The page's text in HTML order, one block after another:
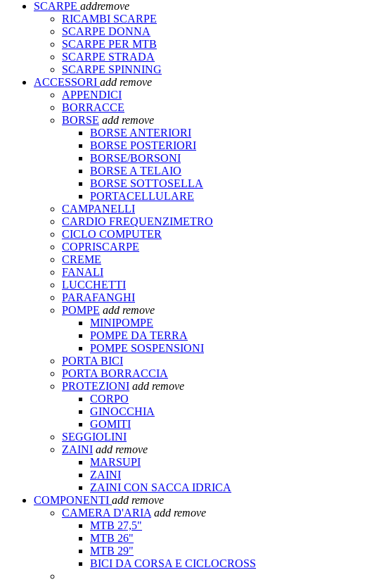
SCARPE addremove
RICAMBI SCARPE
SCARPE DONNA
SCARPE PER MTB
SCARPE STRADA
SCARPE SPINNING
ACCESSORI add remove
APPENDICI
BORRACCE
BORSE add remove
BORSE ANTERIORI
BORSE POSTERIORI
BORSE/BORSONI
BORSE A TELAIO
BORSE SOTTOSELLA
PORTACELLULARE
CAMPANELLI
CARDIO FREQUENZIMETRO
CICLO COMPUTER
COPRISCARPE
CREME
FANALI
LUCCHETTI
PARAFANGHI
POMPE add remove
MINIPOMPE
POMPE DA TERRA
POMPE SOSPENSIONI
PORTA BICI
PORTA BORRACCIA
PROTEZIONI add remove
CORPO
GINOCCHIA
GOMITI
SEGGIOLINI
ZAINI add remove
MARSUPI
ZAINI
ZAINI CON SACCA IDRICA
COMPONENTI add remove
CAMERA D'ARIA add remove
MTB 27,5"
MTB 26"
MTB 29"
BICI DA CORSA E CICLOCROSS